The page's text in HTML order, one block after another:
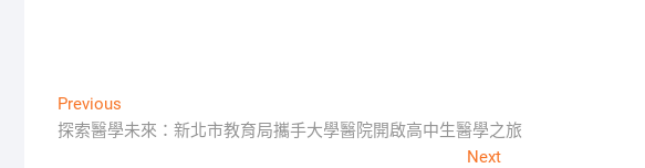
文
章
Previous
post:
探索醫學未來：新北市教育局攜手大學醫院開啟高中生醫學之旅
NextNext